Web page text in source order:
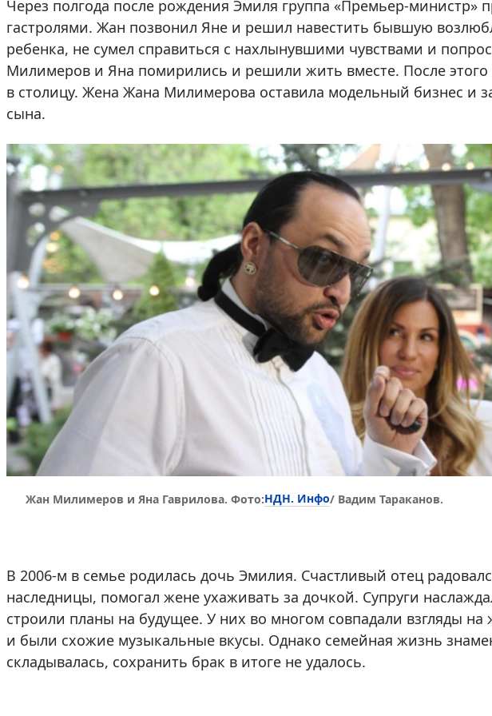
Через полгода после рождения Эмиля группа «Премьер-министр»
гастролями. Жан позвонил Яне и решил навестить бывшую
ребенка, не сумел справиться с нахлынувшими чувствами и
Милимеров и Яна помирились и решили жить вместе. После этого
в столицу. Жена Жана Милимерова оставила модельный бизнес и
сына.
Жан Милимеров и Яна Гаврилова. Фото:НДН. Инфо/ Вадим Тараканов.
В 2006-м в семье родилась дочь Эмилия. Счастливый отец
наследницы, помогал жене ухаживать за дочкой. Супруги
строили планы на будущее. У них во многом совпадали взгляды на
и были схожие музыкальные вкусы. Однако семейная жизнь
складывалась, сохранить брак в итоге не удалось.